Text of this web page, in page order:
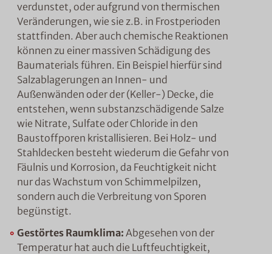
verdunstet, oder aufgrund von thermischen
Veränderungen, wie sie z.B. in Frostperioden
stattfinden. Aber auch chemische Reaktionen
können zu einer massiven Schädigung des
Baumaterials führen. Ein Beispiel hierfür sind
Salzablagerungen an Innen- und
Außenwänden oder der (Keller-) Decke, die
entstehen, wenn substanzschädigende Salze
wie Nitrate, Sulfate oder Chloride in den
Baustoffporen kristallisieren. Bei Holz- und
Stahldecken besteht wiederum die Gefahr von
Fäulnis und Korrosion, da Feuchtigkeit nicht
nur das Wachstum von Schimmelpilzen,
sondern auch die Verbreitung von Sporen
begünstigt.
Gestörtes Raumklima: Abgesehen von der
Temperatur hat auch die Luftfeuchtigkeit,